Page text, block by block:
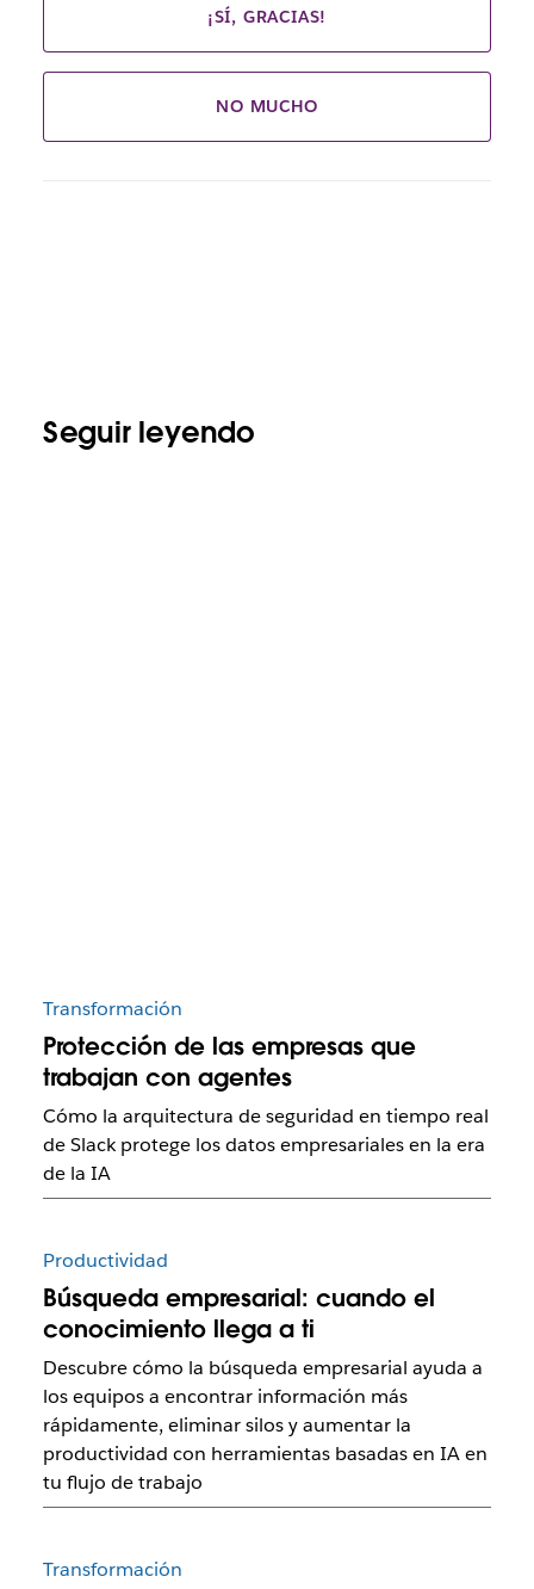
¡SÍ, GRACIAS!
NO MUCHO
Seguir leyendo
Transformación
Protección de las empresas que
trabajan con agentes
Cómo la arquitectura de seguridad en tiempo real
de Slack protege los datos empresariales en la era
de la IA
Productividad
Búsqueda empresarial: cuando el
conocimiento llega a ti
Descubre cómo la búsqueda empresarial ayuda a
los equipos a encontrar información más
rápidamente, eliminar silos y aumentar la
productividad con herramientas basadas en IA en
tu flujo de trabajo
Transformación